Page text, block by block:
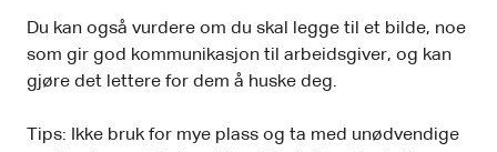
Du kan også vurdere om du skal legge til et bilde, noe
som gir god kommunikasjon til arbeidsgiver, og kan
gjøre det lettere for dem å huske deg.
Tips: Ikke bruk for mye plass og ta med unødvendige